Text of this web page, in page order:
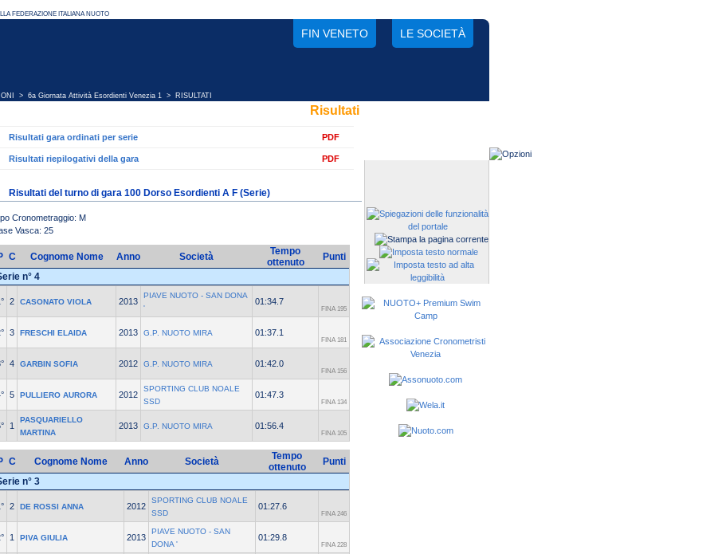
FIN VENETO LE SOCIETÀ
> 6a Giornata Attività Esordienti Venezia 1 > RISULTATI
Risultati
Risultati gara ordinati per serie PDF
Risultati riepilogativi della gara PDF
Risultati del turno di gara 100 Dorso Esordienti A F (Serie)
Cronometraggio: M
Vasca: 25
C Cognome Nome Anno Società
Tempo
ottenuto
Punti
n° 4
2 CASONATO VIOLA 2013
PIAVE NUOTO - SAN DONA
'
01:34.7
FINA 195
3 FRESCHI ELAIDA 2013 G.P. NUOTO MIRA 01:37.1
FINA 181
4 GARBIN SOFIA 2012 G.P. NUOTO MIRA 01:42.0
FINA 156
5 PULLIERO AURORA 2012
SPORTING CLUB NOALE
SSD
01:47.3
FINA 134
1
PASQUARIELLO
MARTINA
2013 G.P. NUOTO MIRA 01:56.4
FINA 105
C Cognome Nome Anno Società
Tempo
ottenuto
Punti
n° 3
2 DE ROSSI ANNA 2012
SPORTING CLUB NOALE
SSD
01:27.6
FINA 246
1 PIVA GIULIA 2013
PIAVE NUOTO - SAN
DONA '
01:29.8
FINA 228